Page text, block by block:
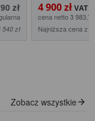
zł
540 zł
4 900 zł
cena netto 3
Najniższa cena z
Zobacz wszystkie